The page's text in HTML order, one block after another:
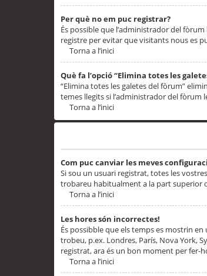
Per què no em puc registrar?
És possible que l’administrador del
registre per evitar que visitants nous es
Torna a l’inici
Què fa l’opció “Elimina totes les
“Elimina totes les galetes del fòrum”
temes llegits si l’administrador del fòrum
Torna a l’inici
Com puc canviar les meves
Si sou un usuari registrat, totes les
trobareu habitualment a la part superior
Torna a l’inici
Les hores són incorrectes!
És possibble que els temps es mostrin
trobeu, p.ex. Londres, París, Nova York,
registrat, ara és un bon moment per fer-
Torna a l’inici